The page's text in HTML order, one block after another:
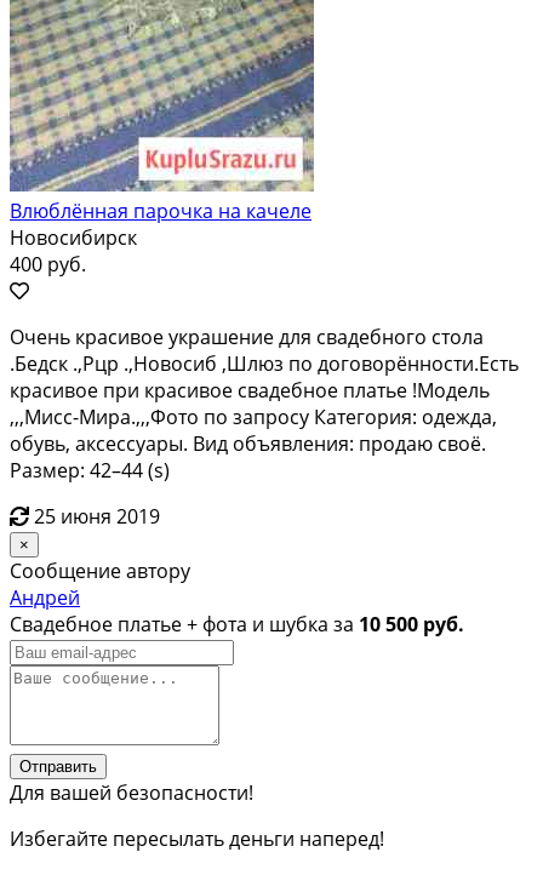
Влюблённая парочка на качеле
Новосибирск
400 руб.
Очень красивое украшение для свадебного стола
.Бедск .,Рцр .,Новосиб ,Шлюз по договорённости.Есть
красивое при красивое свадебное платье !Модель
,,,Мисс-Мира.,,,Фото по запросу Категория: одежда,
обувь, аксессуары. Вид объявления: продаю своё.
Размер: 42–44 (s)
25 июня 2019
×
Сообщение автору
Андрей
Свадебное платье + фота и шубка за 10 500 руб.
Отправить
Для вашей безопасности!
Избегайте пересылать деньги наперед!